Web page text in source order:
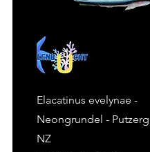
Elacatinus evelynae -
Neongrundel -
NZ